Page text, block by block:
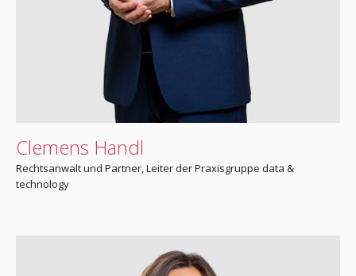
Clemens Handl
Rechtsanwalt und Partner, Leiter der Praxisgruppe data &
technology